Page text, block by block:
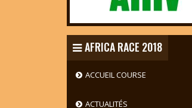
AFRICA RACE 2018
ACCUEIL COURSE
ACTUALITÉS